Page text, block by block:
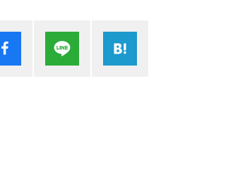
シェア Lineで送る